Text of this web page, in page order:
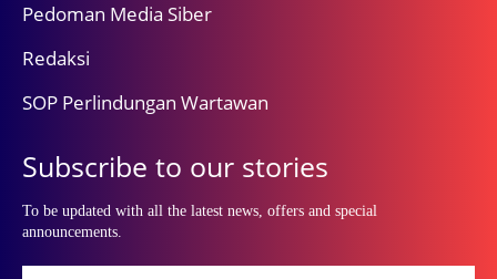
Pedoman Media Siber
Redaksi
SOP Perlindungan Wartawan
Subscribe to our stories
To be updated with all the latest news, offers and special
announcements.